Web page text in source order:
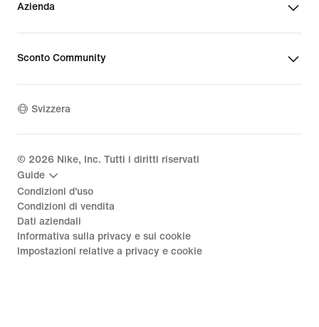
Azienda
Sconto Community
Svizzera
© 2026 Nike, Inc. Tutti i diritti riservati
Guide
Condizioni d'uso
Condizioni di vendita
Dati aziendali
Informativa sulla privacy e sui cookie
Impostazioni relative a privacy e cookie